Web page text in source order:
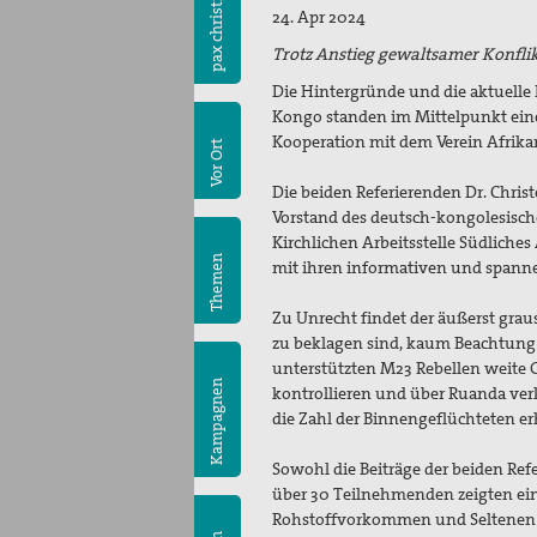
pax christi
Vor Ort
Themen
Kampagnen
24. Apr 2024
Trotz Anstieg gewaltsamer
Die Hintergründe und die aktuelle
Kongo standen im Mittelpunkt
Kooperation mit dem Verein
Die beiden Referierenden Dr.
Vorstand des deutsch-
Kirchlichen Arbeitsstelle
mit ihren informativen und
Zu Unrecht findet der äußerst
zu beklagen sind, kaum
unterstützten M23 Rebellen weite
kontrollieren und über Ruanda
die Zahl der Binnengeflüchteten
Sowohl die Beiträge der beiden
über 30 Teilnehmenden zeigten
Rohstoffvorkommen und